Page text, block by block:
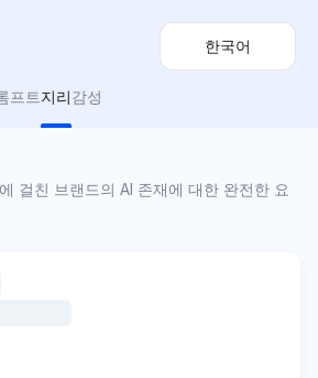
한국어
프트지리감성
걸친 브랜드의 AI 존재에 대한 완전한 요